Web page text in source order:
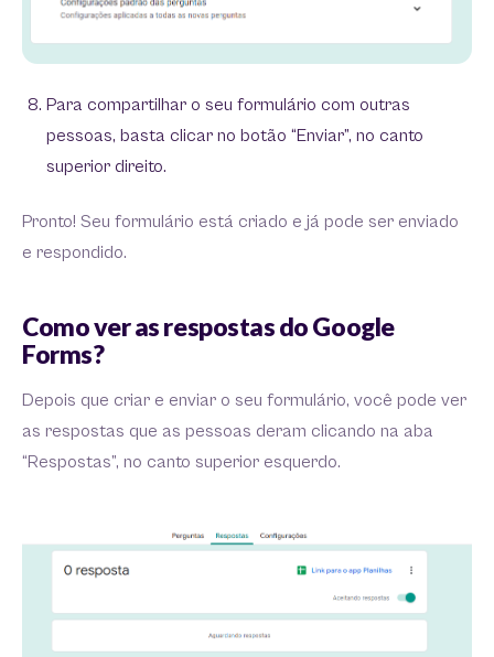
Para compartilhar o seu formulário com outras
pessoas, basta clicar no botão “Enviar”, no canto
superior direito.
Pronto! Seu formulário está criado e já pode ser enviado
e respondido.
Como ver as respostas do Google
Forms?
Depois que criar e enviar o seu formulário, você pode ver
as respostas que as pessoas deram clicando na aba
“Respostas”, no canto superior esquerdo.